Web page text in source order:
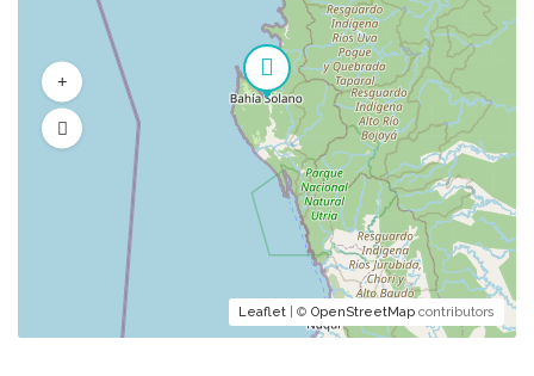
Leaflet | © OpenStreetMap contributors